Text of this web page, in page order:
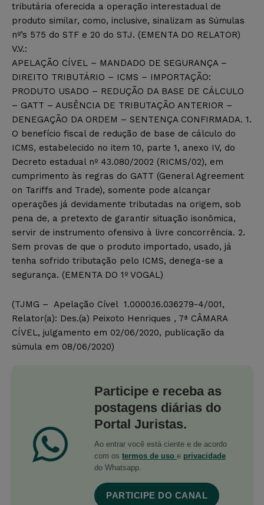
tributária oferecida a operação interestadual de
produto similar, como, inclusive, sinalizam as Súmulas
nº’s 575 do STF e 20 do STJ. (EMENTA DO RELATOR)
V.V.:
APELAÇÃO CÍVEL – MANDADO DE SEGURANÇA –
DIREITO TRIBUTÁRIO – ICMS – IMPORTAÇÃO:
PRODUTO USADO – REDUÇÃO DA BASE DE CÁLCULO
– GATT – AUSÊNCIA DE TRIBUTAÇÃO ANTERIOR –
DENEGAÇÃO DA ORDEM – SENTENÇA CONFIRMADA. 1.
O benefício fiscal de redução de base de cálculo do
ICMS, estabelecido no item 10, parte 1, anexo IV, do
Decreto estadual nº 43.080/2002 (RICMS/02), em
cumprimento às regras do GATT (General Agreement
on Tariffs and Trade), somente pode alcançar
operações já devidamente tributadas na origem, sob
pena de, a pretexto de garantir situação isonômica,
servir de instrumento ofensivo à livre concorrência. 2.
Sem provas de que o produto importado, usado, já
tenha sofrido tributação pelo ICMS, denega-se a
segurança. (EMENTA DO 1º VOGAL)
(TJMG – Apelação Cível 1.0000.16.036279-4/001,
Relator(a): Des.(a) Peixoto Henriques , 7ª CÂMARA
CÍVEL, julgamento em 02/06/2020, publicação da
súmula em 08/06/2020)
Participe e receba as
postagens diárias do
Portal Juristas.
Ao entrar você está ciente e de acordo
com os termos de uso e privacidade
do Whatsapp.
PARTICIPE DO CANAL